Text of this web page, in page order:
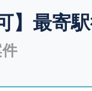
】最寄